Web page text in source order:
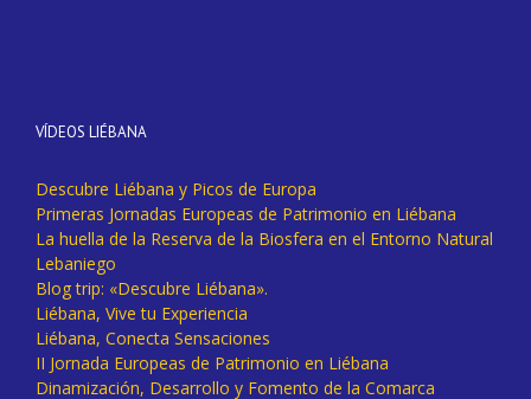
VÍDEOS LIÉBANA
Descubre Liébana y Picos de Europa
Primeras Jornadas Europeas de Patrimonio en Liébana
La huella de la Reserva de la Biosfera en el Entorno Natural
Lebaniego
Blog trip: «Descubre Liébana».
Liébana, Vive tu Experiencia
Liébana, Conecta Sensaciones
II Jornada Europeas de Patrimonio en Liébana
Dinamización, Desarrollo y Fomento de la Comarca